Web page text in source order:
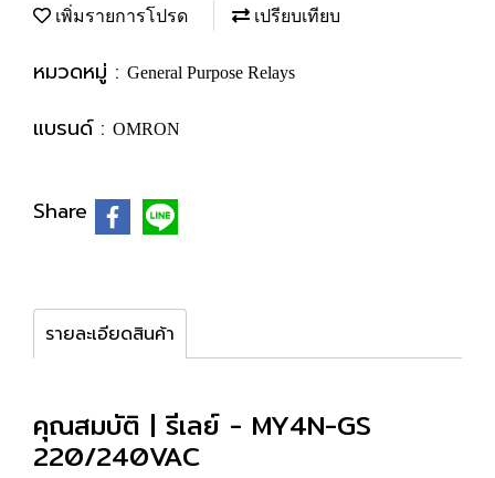
เพิ่มรายการโปรด เปรียบเทียบ
หมวดหมู่ : General Purpose Relays
แบรนด์ : OMRON
Share
รายละเอียดสินค้า
คุณสมบัติ | รีเลย์ - MY4N-GS
220/240VAC